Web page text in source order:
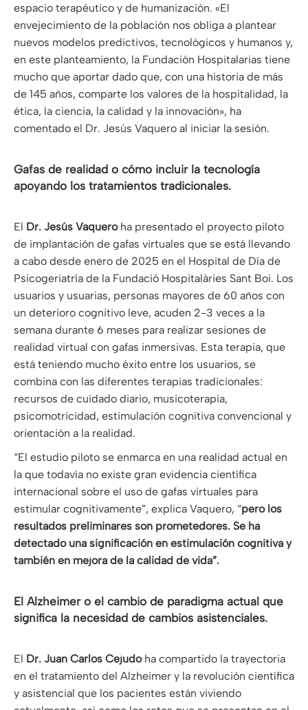
espacio terapéutico y de humanización. «El
envejecimiento de la población nos obliga a plantear
nuevos modelos predictivos, tecnológicos y humanos y,
en este planteamiento, la Fundación Hospitalarias tiene
mucho que aportar dado que, con una historia de más
de 145 años, comparte los valores de la hospitalidad, la
ética, la ciencia, la calidad y la innovación», ha
comentado el Dr. Jesús Vaquero al iniciar la sesión.
Gafas de realidad o cómo incluir la tecnología
apoyando los tratamientos tradicionales.
El Dr. Jesús Vaqueroha presentado el proyecto piloto
de implantación de gafas virtuales que se está llevando
a cabo desde enero de 2025 en el Hospital de Día de
Psicogeriatría de la Fundació Hospitalàries Sant Boi. Los
usuarios y usuarias, personas mayores de 60 años con
un deterioro cognitivo leve, acuden 2-3 veces a la
semana durante 6 meses para realizar sesiones de
realidad virtual con gafas inmersivas. Esta terapia, que
está teniendo mucho éxito entre los usuarios, se
combina con las diferentes terapias tradicionales:
recursos de cuidado diario, musicoterapia,
psicomotricidad, estimulación cognitiva convencional y
orientación a la realidad.
“El estudio piloto se enmarca en una realidad actual en
la que todavía no existe gran evidencia científica
internacional sobre el uso de gafas virtuales para
estimular cognitivamente”, explica Vaquero, “pero los
resultados preliminares son prometedores. Se ha
detectado una significación en estimulación cognitiva y
también en mejora de la calidad de vida”.
El Alzheimer o el cambio de paradigma actual que
significa la necesidad de cambios asistenciales.
El Dr. Juan Carlos Cejudoha compartido la trayectoria
en el tratamiento del Alzheimer y la revolución científica
y asistencial que los pacientes están viviendo